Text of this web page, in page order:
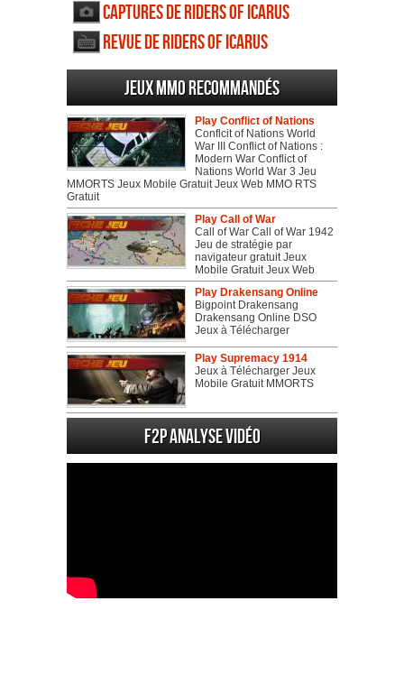
Captures de Riders of Icarus
Revue de Riders of Icarus
Jeux MMO recommandés
Play Conflict of Nations
Conflcit of Nations World
War III Conflict of Nations :
Modern War Conflict of
Nations World War 3 Jeu
MMORTS Jeux Mobile Gratuit Jeux Web MMO RTS
Gratuit
Play Call of War
Call of War Call of War 1942
Jeu de stratégie par
navigateur gratuit Jeux
Mobile Gratuit Jeux Web
Play Drakensang Online
Bigpoint Drakensang
Drakensang Online DSO
Jeux à Télécharger
Play Supremacy 1914
Jeux à Télécharger Jeux
Mobile Gratuit MMORTS
F2P Analyse vidéo